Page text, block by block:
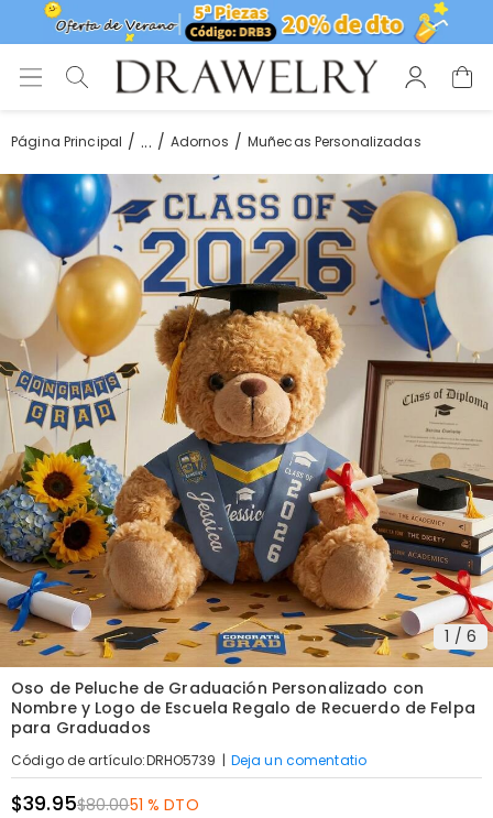
Página Principal ... Adornos Muñecas Personalizadas
1 / 6
Oso de Peluche de Graduación Personalizado con
Nombre y Logo de Escuela Regalo de Recuerdo de Felpa
para Graduados
Código de artículo:DRHO5739 | Deja un comentatio
$39.95$80.0051 % DTO